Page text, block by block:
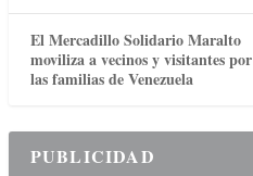
El Mercadillo Solidario Maralto
moviliza a vecinos y visitantes por
las familias de Venezuela
PUBLICIDAD